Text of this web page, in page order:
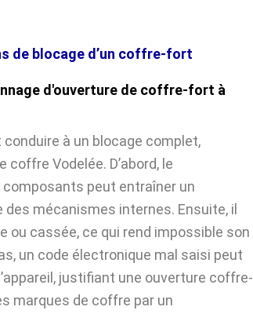
de blocage d’un coffre-fort
d'ouverture de coffre-fort à
à un blocage complet,
Vodelée. D’abord, le
peut entraîner un
mécanismes internes. Ensuite, il
ou cassée, ce qui rend impossible son
un code électronique mal saisi peut
justifiant une ouverture coffre-
marques de coffre par un